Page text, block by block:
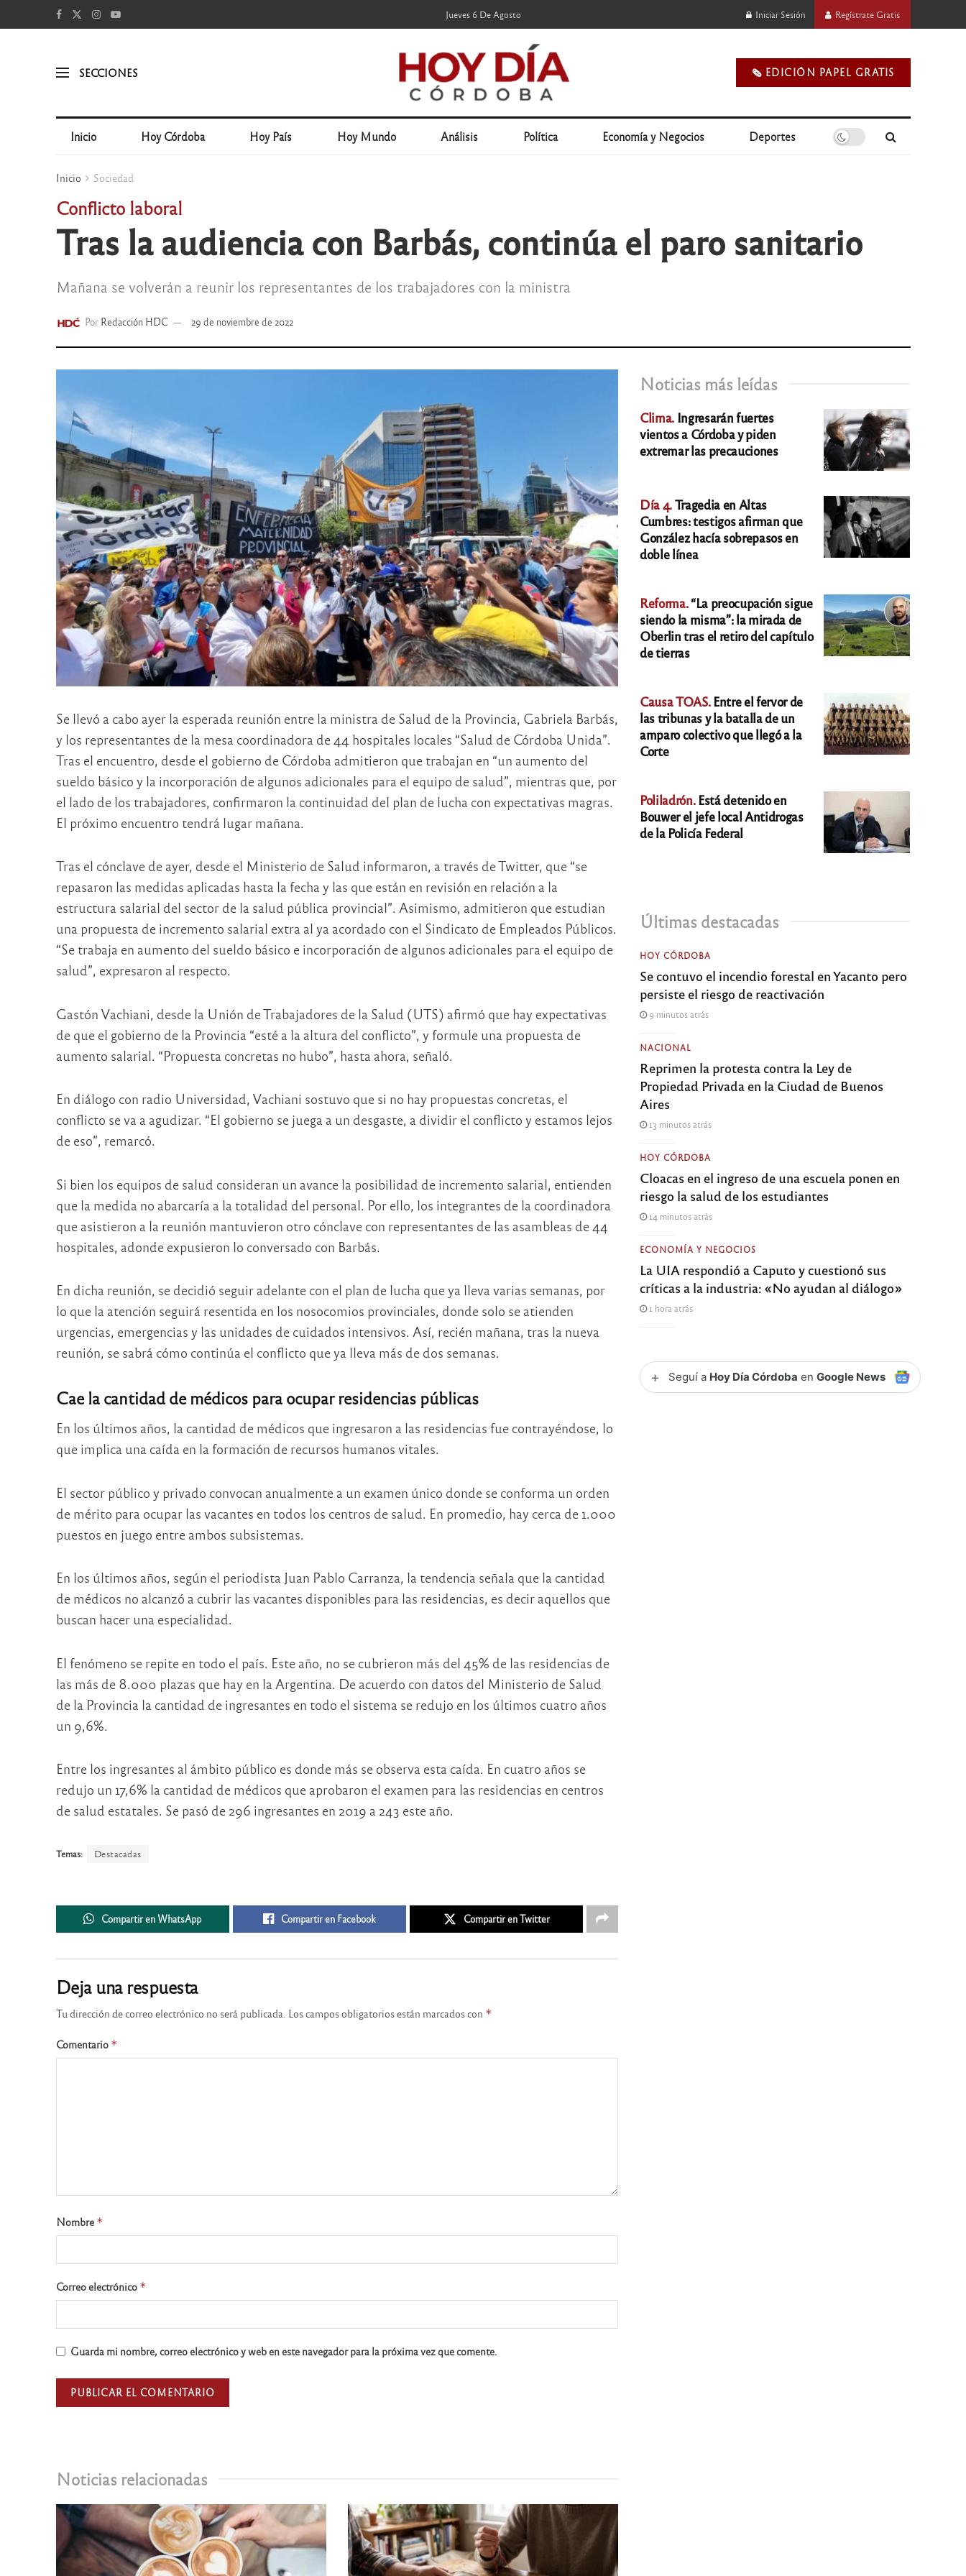
Jueves 6 De Agosto Iniciar Sesión Regístrate Gratis
SECCIONES 🗞️ EDICIÓN PAPEL GRATIS
Inicio Hoy Córdoba Hoy País Hoy Mundo Análisis Política Economía y Negocios Deportes
Inicio Sociedad
Conflicto laboral
Tras la audiencia con Barbás, continúa el paro sanitario
Mañana se volverán a reunir los representantes de los trabajadores con la ministra
Por Redacción HDC 29 de noviembre de 2022
Se llevó a cabo ayer la esperada reunión entre la ministra de Salud de la Provincia, Gabriela Barbás,
y los representantes de la mesa coordinadora de 44 hospitales locales “Salud de Córdoba Unida”.
Tras el encuentro, desde el gobierno de Córdoba admitieron que trabajan en “un aumento del
sueldo básico y la incorporación de algunos adicionales para el equipo de salud”, mientras que, por
el lado de los trabajadores, confirmaron la continuidad del plan de lucha con expectativas magras.
El próximo encuentro tendrá lugar mañana.
Tras el cónclave de ayer, desde el Ministerio de Salud informaron, a través de Twitter, que “se
repasaron las medidas aplicadas hasta la fecha y las que están en revisión en relación a la
estructura salarial del sector de la salud pública provincial”. Asimismo, admitieron que estudian
una propuesta de incremento salarial extra al ya acordado con el Sindicato de Empleados Públicos.
“Se trabaja en aumento del sueldo básico e incorporación de algunos adicionales para el equipo de
salud”, expresaron al respecto.
Gastón Vachiani, desde la Unión de Trabajadores de la Salud (UTS) afirmó que hay expectativas
de que el gobierno de la Provincia “esté a la altura del conflicto”, y formule una propuesta de
aumento salarial. “Propuesta concretas no hubo”, hasta ahora, señaló.
En diálogo con radio Universidad, Vachiani sostuvo que si no hay propuestas concretas, el
conflicto se va a agudizar. “El gobierno se juega a un desgaste, a dividir el conflicto y estamos lejos
de eso”, remarcó.
Si bien los equipos de salud consideran un avance la posibilidad de incremento salarial, entienden
que la medida no abarcaría a la totalidad del personal. Por ello, los integrantes de la coordinadora
que asistieron a la reunión mantuvieron otro cónclave con representantes de las asambleas de 44
hospitales, adonde expusieron lo conversado con Barbás.
En dicha reunión, se decidió seguir adelante con el plan de lucha que ya lleva varias semanas, por
lo que la atención seguirá resentida en los nosocomios provinciales, donde solo se atienden
urgencias, emergencias y las unidades de cuidados intensivos. Así, recién mañana, tras la nueva
reunión, se sabrá cómo continúa el conflicto que ya lleva más de dos semanas.
Cae la cantidad de médicos para ocupar residencias públicas
En los últimos años, la cantidad de médicos que ingresaron a las residencias fue contrayéndose, lo
que implica una caída en la formación de recursos humanos vitales.
El sector público y privado convocan anualmente a un examen único donde se conforma un orden
de mérito para ocupar las vacantes en todos los centros de salud. En promedio, hay cerca de 1.000
puestos en juego entre ambos subsistemas.
En los últimos años, según el periodista Juan Pablo Carranza, la tendencia señala que la cantidad
de médicos no alcanzó a cubrir las vacantes disponibles para las residencias, es decir aquellos que
buscan hacer una especialidad.
El fenómeno se repite en todo el país. Este año, no se cubrieron más del 45% de las residencias de
las más de 8.000 plazas que hay en la Argentina. De acuerdo con datos del Ministerio de Salud
de la Provincia la cantidad de ingresantes en todo el sistema se redujo en los últimos cuatro años
un 9,6%.
Entre los ingresantes al ámbito público es donde más se observa esta caída. En cuatro años se
redujo un 17,6% la cantidad de médicos que aprobaron el examen para las residencias en centros
de salud estatales. Se pasó de 296 ingresantes en 2019 a 243 este año.
Temas: Destacadas
Compartir en WhatsApp Compartir en Facebook Compartir en Twitter
Noticias relacionadas
Deja una respuesta
Tu dirección de correo electrónico no será publicada. Los campos obligatorios están marcados con *
Comentario *
Nombre *
Correo electrónico *
Guarda mi nombre, correo electrónico y web en este navegador para la próxima vez que comente.
Noticias más leídas
Clima. Ingresarán fuertes
vientos a Córdoba y piden
extremar las precauciones
Día 4.Tragedia en Altas
Cumbres: testigos afirman que
González hacía sobrepasos en
doble línea
Reforma.“La preocupación sigue
siendo la misma”: la mirada de
Oberlin tras el retiro del capítulo
de tierras
Causa TOAS.Entre el fervor de
las tribunas y la batalla de un
amparo colectivo que llegó a la
Corte
Poliladrón.Está detenido en
Bouwer el jefe local Antidrogas
de la Policía Federal
Últimas destacadas
HOY CÓRDOBA
Se contuvo el incendio forestal en Yacanto pero
persiste el riesgo de reactivación
9 minutos atrás
NACIONAL
Reprimen la protesta contra la Ley de
Propiedad Privada en la Ciudad de Buenos
Aires
13 minutos atrás
HOY CÓRDOBA
Cloacas en el ingreso de una escuela ponen en
riesgo la salud de los estudiantes
14 minutos atrás
ECONOMÍA Y NEGOCIOS
La UIA respondió a Caputo y cuestionó sus
críticas a la industria: «No ayudan al diálogo»
1 hora atrás
+ Seguí a Hoy Día Córdoba enGoogle News